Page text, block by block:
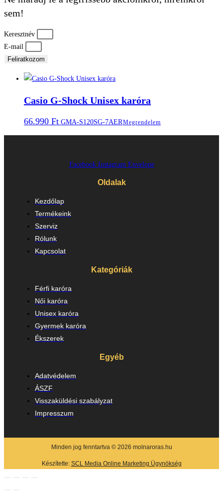
sem!
Keresztnév
E-mail
Feliratkozom
Casio G-Shock Unisex karóra
66.990 Ft GMA-S120SG-7AERMegrendelem
Facebook Instagram Envelope
Oldalak
Kezdőlap
Termékeink
Szerviz
Rólunk
Kapcsolat
Kategóriák
Férfi karóra
Női karóra
Unisex karóra
Gyermek karóra
Ékszerek
Egyéb
Adatvédelem
ÁSZF
Visszaküldési szabályzat
Impresszum
Minden jog fenntartva © 2026 molnaroras.hu
Készítette: SCL Media Online Marketing Ügynökség